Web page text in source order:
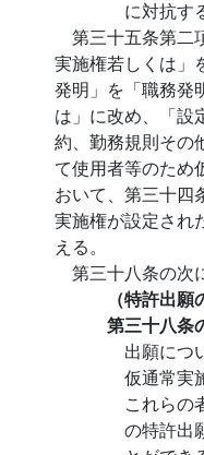
に対抗す
第三十五条第二
実施権若しくは」
発明」を「職務発
は」に改め、「設
約、勤務規則その
て使用者等のため
おいて、第三十四
実施権が設定され
える。
第三十八条の次
（特許出願
第三十八条
出願につ
仮通常実
これらの
の特許出